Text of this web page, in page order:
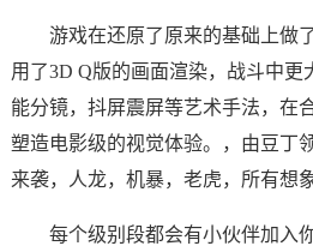
游戏在还原了原来的基础上做
用了3D Q版的画面渲染，战斗中更
能分镜，抖屏震屏等艺术手法，在
塑造电影级的视觉体验。，由豆丁
来袭，人龙，机暴，老虎，所有想
每个级别段都会有小伙伴加入